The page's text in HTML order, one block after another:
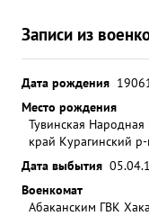
Записи из
Дата рождения
Место рождения
Тувинская Народная
край Курагинский
Дата выбытия
Военкомат
Абаканским ГВК